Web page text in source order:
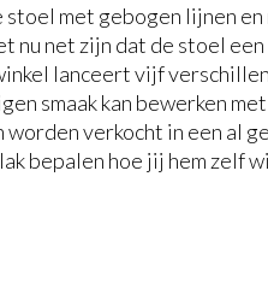
met gebogen lijnen
nu net zijn dat de stoel
lanceert vijf
smaak kan bewerken
worden verkocht in een al
bepalen hoe jij hem zelf